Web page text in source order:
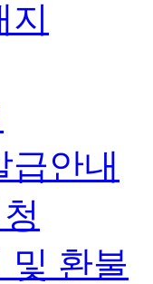
지
급안내
및 환불